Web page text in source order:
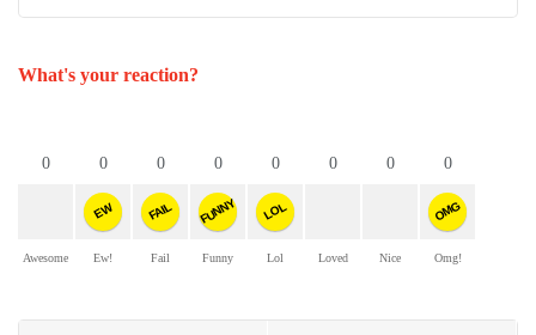
What's your reaction?
0
Awesome
0
EW
Ew!
0
FAIL
Fail
0
FUNNY
Funny
0
LOL
Lol
0
Loved
0
Nice
0
OMG
Omg!